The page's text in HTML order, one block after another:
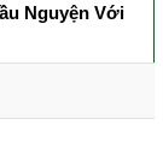
Nguyện Với